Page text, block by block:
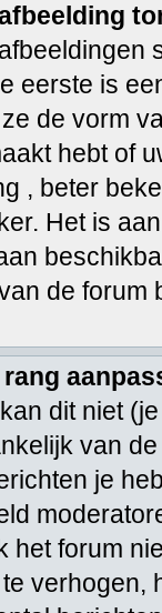
eerste is
de vorm
hebt of
, beter
Het is
de forum
dit niet
van
je
het forum
verhogen,